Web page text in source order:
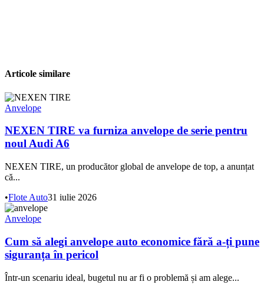
Articole similare
Anvelope
NEXEN TIRE va furniza anvelope de serie pentru
noul Audi A6
NEXEN TIRE, un producător global de anvelope de top, a anunțat
că...
•Flote Auto31 iulie 2026
Anvelope
Cum să alegi anvelope auto economice fără a-ți pune
siguranța în pericol
Într-un scenariu ideal, bugetul nu ar fi o problemă și am alege...